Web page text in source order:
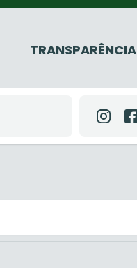
TRANSPARÊNCIA